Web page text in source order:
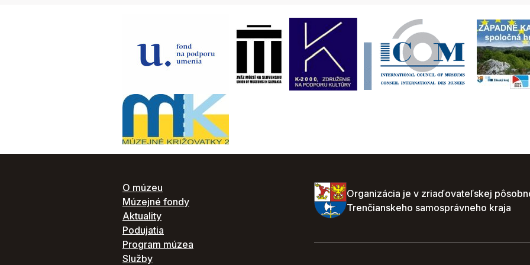
O múzeu
Múzejné fondy
Aktuality
Podujatia
Program múzea
Služby
Organizácia je v zriaďovateľskej
Trenčianskeho samosprávneho kraja